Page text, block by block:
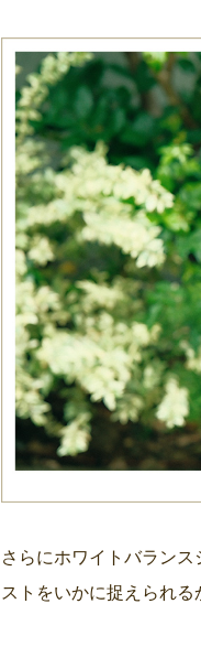
さらにホワイトバラン
ストをいかに捉えられ